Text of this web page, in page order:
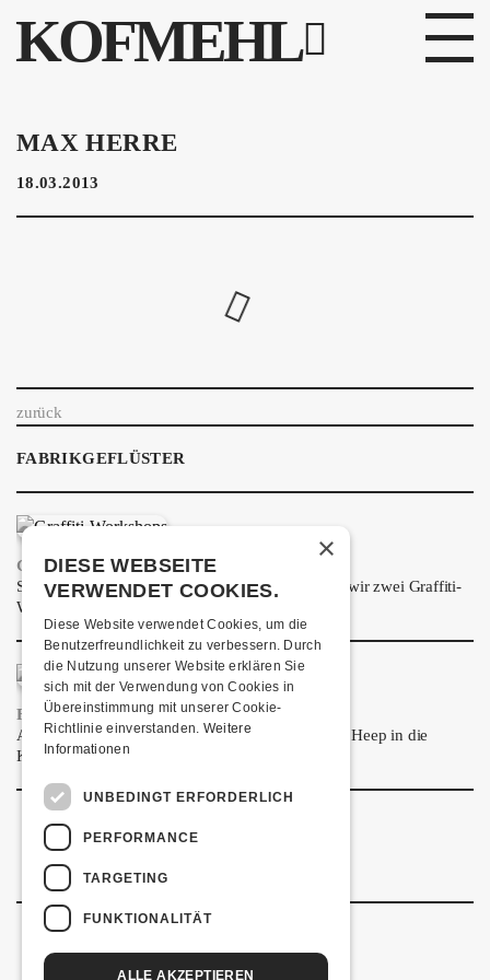
KOFMEHL
PROGRAMM
FABRIKGEFLÜSTER
GALERIE
INFOS
KONTAKT
ÜBER UNS
SHOP
MITMACHEN
MAX HERRE
18.03.2013
zurück
FABRIKGEFLÜSTER
GRAFFITI-WORKSHOPS
Spray dein eigenes Graffiti! Im September führen wir zwei Graffiti-
Workshops für Kinder und Jugendliche durch.
FRISCH BESTÄTIGT: URIAH HEEP
Am Sonntag, 15. November 2026 kommen Uriah Heep in die
Kulturfabrik Kofmehl!
×
DIESE WEBSEITE
VERWENDET COOKIES.
Diese Website verwendet Cookies, um die
Benutzerfreundlichkeit zu verbessern. Durch
die Nutzung unserer Website erklären Sie
sich mit der Verwendung von Cookies in
Übereinstimmung mit unserer Cookie-
Richtlinie einverstanden. Weitere
Informationen
UNBEDINGT ERFORDERLICH
PERFORMANCE
TARGETING
FUNKTIONALITÄT
ALLE AKZEPTIEREN